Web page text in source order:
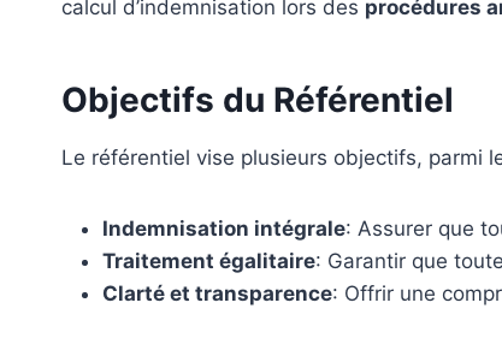
calcul d’indemnisation lors des procédures
Objectifs du Référentiel
Le référentiel vise plusieurs objectifs, parmi
Indemnisation intégrale: Assurer que
Traitement égalitaire: Garantir que
Clarté et transparence: Offrir une